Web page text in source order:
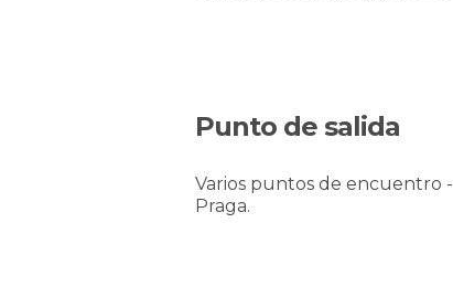
Punto de salida
Varios puntos de encuentro -
Praga.